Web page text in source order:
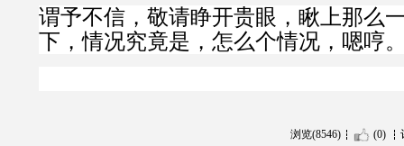
谓予不信，敬请睁开贵眼，瞅上那么
下，情况究竟是，怎么个情况，嗯哼
浏览(8546) (0)